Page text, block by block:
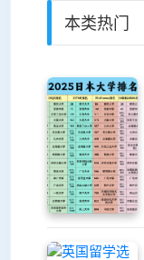
本类热门